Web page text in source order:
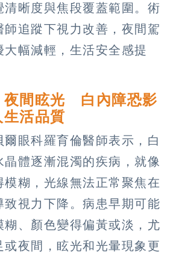
清晰度與焦段覆蓋範圍。術
師追蹤下視力改善，夜間駕
大幅減輕，生活安全感提
夜間眩光 白內障恐影
活品質
爾眼科羅育倫醫師表示，白
晶體逐漸混濁的疾病，就像
模糊，光線無法正常聚焦在
致視力下降。病患早期可能
糊、顏色變得偏黃或淡，尤
或夜間，眩光和光暈現象更